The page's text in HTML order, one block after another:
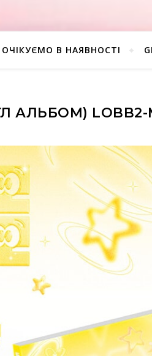
ОЧІКУЄМО В НАЯВНОСТІ
АЛЬБОМ) LOBB2-